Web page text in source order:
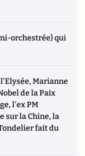
orchestrée) qui
Marianne
de la Paix
l'ex PM
sur la Chine, la
fait du